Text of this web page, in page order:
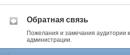
Обратная связь
Пожелания и замечания аудитории к
администрации.